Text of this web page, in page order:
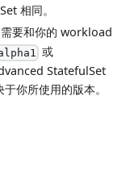
相同。
要和你的 workload
或
StatefulSet
你所使用的版本。